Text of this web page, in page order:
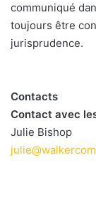
communiqué
toujours être
jurisprudence.
Contacts
Contact avec
Julie Bishop